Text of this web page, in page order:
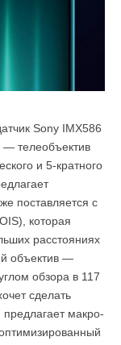
Sony IMX586
— телеобъектив
и 5-кратного
поставляется с
которая
расстояниях
объектив —
обзора в 117
сделать
макро-